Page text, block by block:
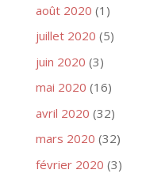
août 2020 (1)
juillet 2020 (5)
juin 2020 (3)
mai 2020 (16)
avril 2020 (32)
mars 2020 (32)
février 2020 (3)